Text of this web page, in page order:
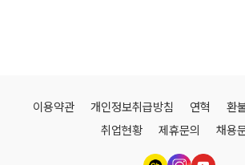
이용약관 개인정보취급방침 연혁 환
취업현황
제휴문의 채용